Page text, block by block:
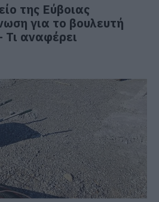
της Εύβοιας
για το βουλευτή
Τι αναφέρει